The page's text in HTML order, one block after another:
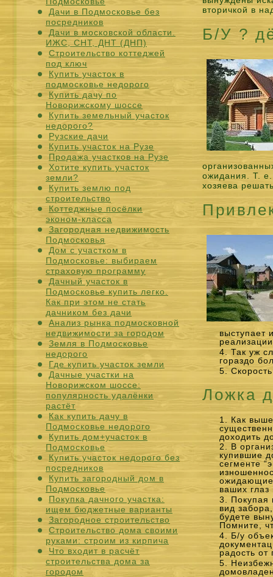
Дачи в Подмосковье без
посредников
Дачи в московской области.
ИЖС, СНТ, ДНТ (ДНП)
Строительство коттеджей
под ключ
Купить участок в
подмосковье недорого
Купить дачу по
Новорижскому шоссе
Купить земельный участок
недорого?
Рузские дачи
Купить участок на Рузе
Продажа участков на Рузе
Хотите купить участок
земли?
Купить землю под
строительство
Коттеджные посёлки
эконом-класса
Загородная недвижимость
Подмосковья
Дом с участком в
Подмосковье: выбираем
страховую программу
Дачный участок в
Подмосковье купить легко.
Как при этом не стать
дачником без дачи
Анализ рынка подмосковной
недвижимости за городом
Земля в Подмосковье
недорого
Где купить участок земли
Дачные участки на
Новорижском шоссе:
популярность удалёнки
растёт
Как купить дачу в
Подмосковье недорого
Купить дом+участок в
Подмосковье
Купить участок недорого без
посредников
Купить загородный дом в
Подмосковье
Покупка дачного участка:
ищем бюджетные варианты
Загородное строительство
Строительство дома своими
руками: строим из кирпича
Что входит в расчёт
строительства дома за
городом
вторичкой в
Б/У ?
ожидания. Т. е.
хозяева
выступает
Так уж
гораздо
Ложка
Как
доходить
В
купившие
сегменте
ожидающие
ваших
Покупая
вид
будете
Помните,
Б/у
радость от